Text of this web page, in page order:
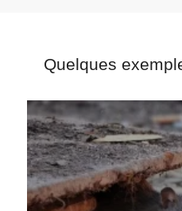
Quelques